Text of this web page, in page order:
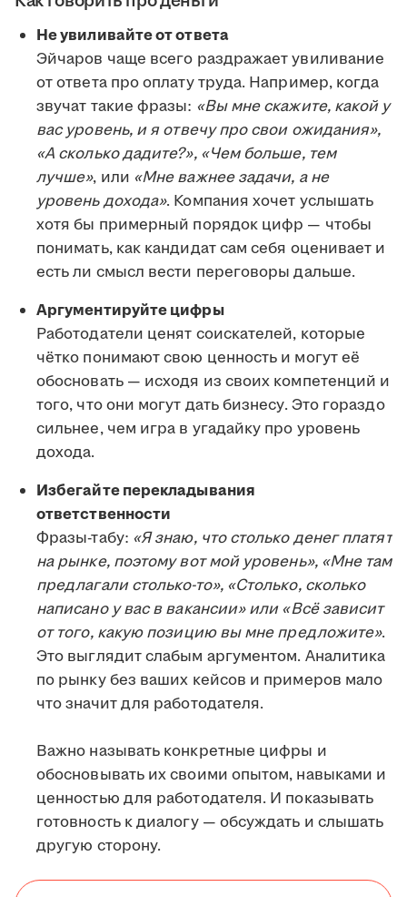
Не увиливайте от ответа
Эйчаров чаще всего раздражает увиливание
от ответа про оплату труда. Например, когда
звучат такие фразы: «Вы мне скажите, какой у
вас уровень, и я отвечу про свои ожидания»,
«А сколько дадите?», «Чем больше, тем
лучше», или «Мне важнее задачи, а не
уровень дохода». Компания хочет услышать
хотя бы примерный порядок цифр — чтобы
понимать, как кандидат сам себя оценивает и
есть ли смысл вести переговоры дальше.
Аргументируйте цифры
Работодатели ценят соискателей, которые
чётко понимают свою ценность и могут её
обосновать — исходя из своих компетенций и
того, что они могут дать бизнесу. Это гораздо
сильнее, чем игра в угадайку про уровень
дохода.
Избегайте перекладывания
ответственности
Фразы-табу: «Я знаю, что столько денег платят
на рынке, поэтому вот мой уровень», «Мне там
предлагали столько-то», «Столько, сколько
написано у вас в вакансии» или «Всё зависит
от того, какую позицию вы мне предложите».
Это выглядит слабым аргументом. Аналитика
по рынку без ваших кейсов и примеров мало
что значит для работодателя.
Важно называть конкретные цифры и
обосновывать их своими опытом, навыками и
ценностью для работодателя. И показывать
готовность к диалогу — обсуждать и слышать
другую сторону.